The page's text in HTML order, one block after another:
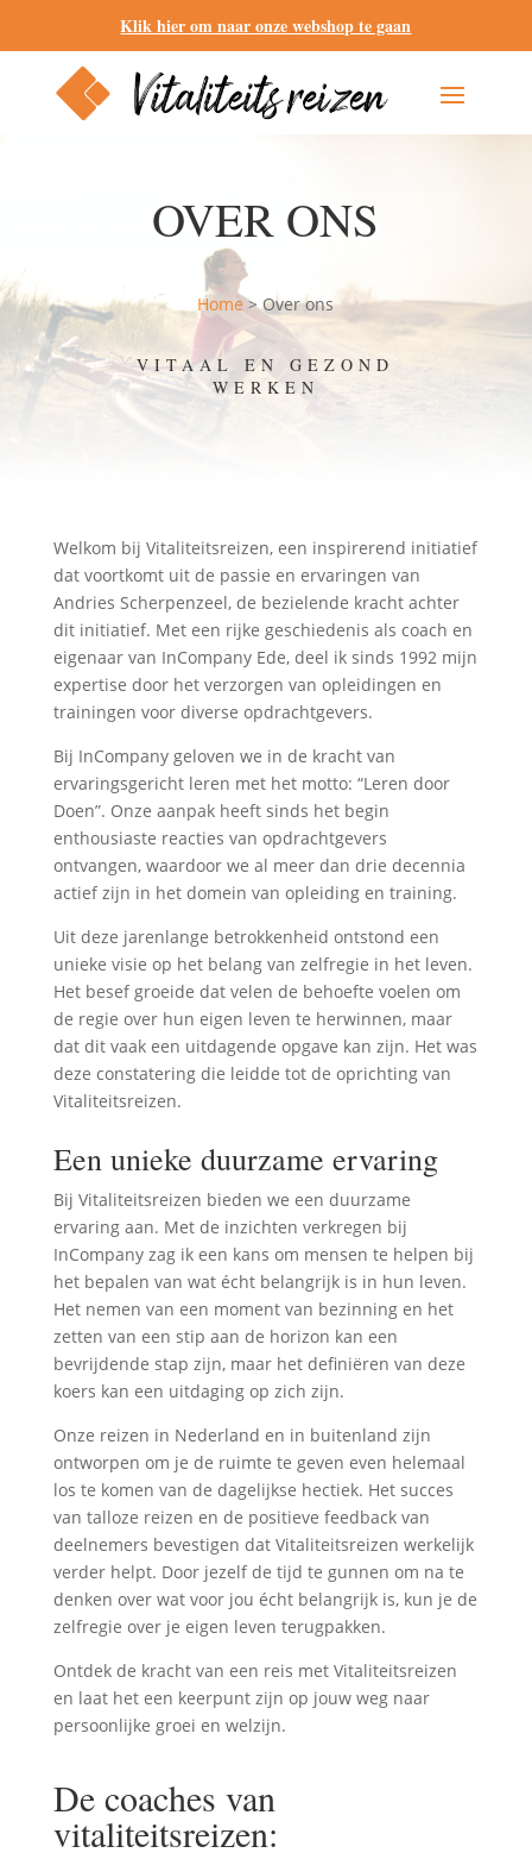
Klik hier om naar onze webshop te gaan
OVER ONS
Home>Over ons
VITAAL EN GEZOND
WERKEN
Welkom bij Vitaliteitsreizen, een inspirerend initiatief
dat voortkomt uit de passie en ervaringen van
Andries Scherpenzeel, de bezielende kracht achter
dit initiatief. Met een rijke geschiedenis als coach en
eigenaar van InCompany Ede, deel ik sinds 1992 mijn
expertise door het verzorgen van opleidingen en
trainingen voor diverse opdrachtgevers.
Bij InCompany geloven we in de kracht van
ervaringsgericht leren met het motto: “Leren door
Doen”. Onze aanpak heeft sinds het begin
enthousiaste reacties van opdrachtgevers
ontvangen, waardoor we al meer dan drie decennia
actief zijn in het domein van opleiding en training.
Uit deze jarenlange betrokkenheid ontstond een
unieke visie op het belang van zelfregie in het leven.
Het besef groeide dat velen de behoefte voelen om
de regie over hun eigen leven te herwinnen, maar
dat dit vaak een uitdagende opgave kan zijn. Het was
deze constatering die leidde tot de oprichting van
Vitaliteitsreizen.
Een unieke duurzame ervaring
Bij Vitaliteitsreizen bieden we een duurzame
ervaring aan. Met de inzichten verkregen bij
InCompany zag ik een kans om mensen te helpen bij
het bepalen van wat écht belangrijk is in hun leven.
Het nemen van een moment van bezinning en het
zetten van een stip aan de horizon kan een
bevrijdende stap zijn, maar het definiëren van deze
koers kan een uitdaging op zich zijn.
Onze reizen in Nederland en in buitenland zijn
ontworpen om je de ruimte te geven even helemaal
los te komen van de dagelijkse hectiek. Het succes
van talloze reizen en de positieve feedback van
deelnemers bevestigen dat Vitaliteitsreizen werkelijk
verder helpt. Door jezelf de tijd te gunnen om na te
denken over wat voor jou écht belangrijk is, kun je de
zelfregie over je eigen leven terugpakken.
Ontdek de kracht van een reis met Vitaliteitsreizen
en laat het een keerpunt zijn op jouw weg naar
persoonlijke groei en welzijn.
De coaches van
vitaliteitsreizen: